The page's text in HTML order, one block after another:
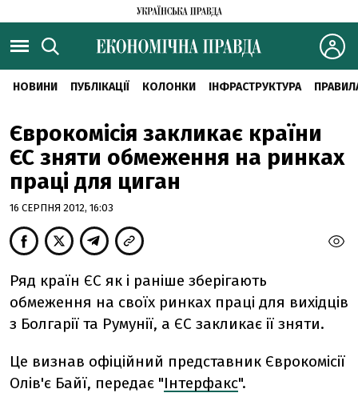
НОВИНИ ПУБЛІКАЦІЇ КОЛОНКИ ІНФРАСТРУКТУРА
Єврокомісія закликає країни
ЄС зняти обмеження на ринках
праці для циган
16 СЕРПНЯ 2012, 16:03
Ряд країн ЄС як і раніше зберігають
обмеження на своїх ринках праці для вихідців
з Болгарії та Румунії, а ЄС закликає ії зняти.
Це визнав офіційний представник Єврокомісії
Олів'є Байї, передає "Інтерфакс".